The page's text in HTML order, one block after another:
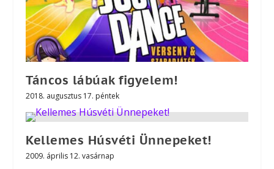
Táncos lábúak figyelem!
2018. augusztus 17. péntek
Kellemes Húsvéti Ünnepeket!
2009. április 12. vasárnap